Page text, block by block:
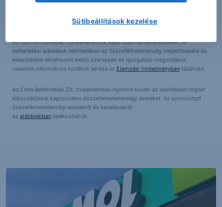
információáramlás korlátozása, adott esetben megtiltása érdekében
és nyomon követjük munkavállalóink saját számlás kereskedését. A
befektetési ajánlások tekintetében az összeférhetetlenség megelőzésére és
elkerülésére létrehozott belső szervezeti és igazgatási megoldások,
valamint információs korlátok leírása az Elemzési hirdetménybentalálható.
Az Erste Befektetési Zrt. folyamatosan nyomon követi az ajánlásban foglalt
kibocsátókkal kapcsolatos összeférhetetlenségi eseteket. Az azonosított
összeférhetetlenségi esetekről és kezelésükről
az alábbiakbantájékozódhat.
Sütibeállítások kezelése